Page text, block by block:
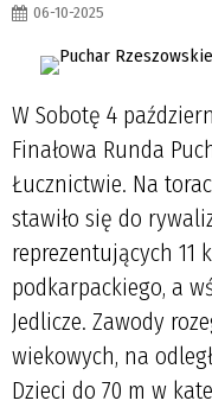
06-10-2025
W Sobotę 4
Finałowa Runda
Łucznictwie. Na
stawiło się do
reprezentujących 11
podkarpackiego, a
Jedlicze. Zawody
wiekowych, na
Dzieci do 70 m w